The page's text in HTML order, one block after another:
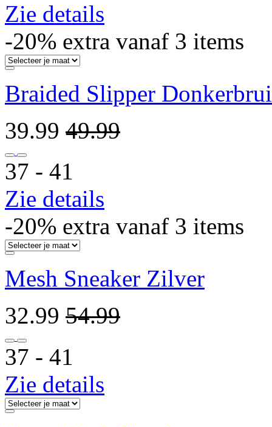
Zie details
-20% extra vanaf 3 items
Braided Slipper
39.99 49.99
37 ‐ 41
Zie details
-20% extra vanaf 3 items
Mesh Sneaker Zilver
32.99 54.99
37 ‐ 41
Zie details